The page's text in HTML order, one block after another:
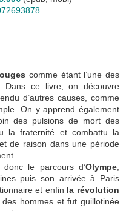
comme étant l’une des
Dans ce livre, on découvre
d’autres causes, comme
On y apprend également
des pulsions de mort des
la fraternité et combattu la
de raison dans une période
donc le parcours d’Olympe
puis son arrivée à Paris
et enfin la révolution
hommes et fut guillotinée